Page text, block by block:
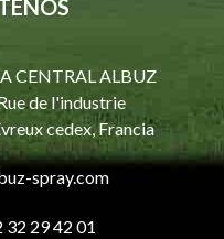
CENTRAL ALBUZ
de l'industrie
cedex, Francia
spray.com
32 29 42 01